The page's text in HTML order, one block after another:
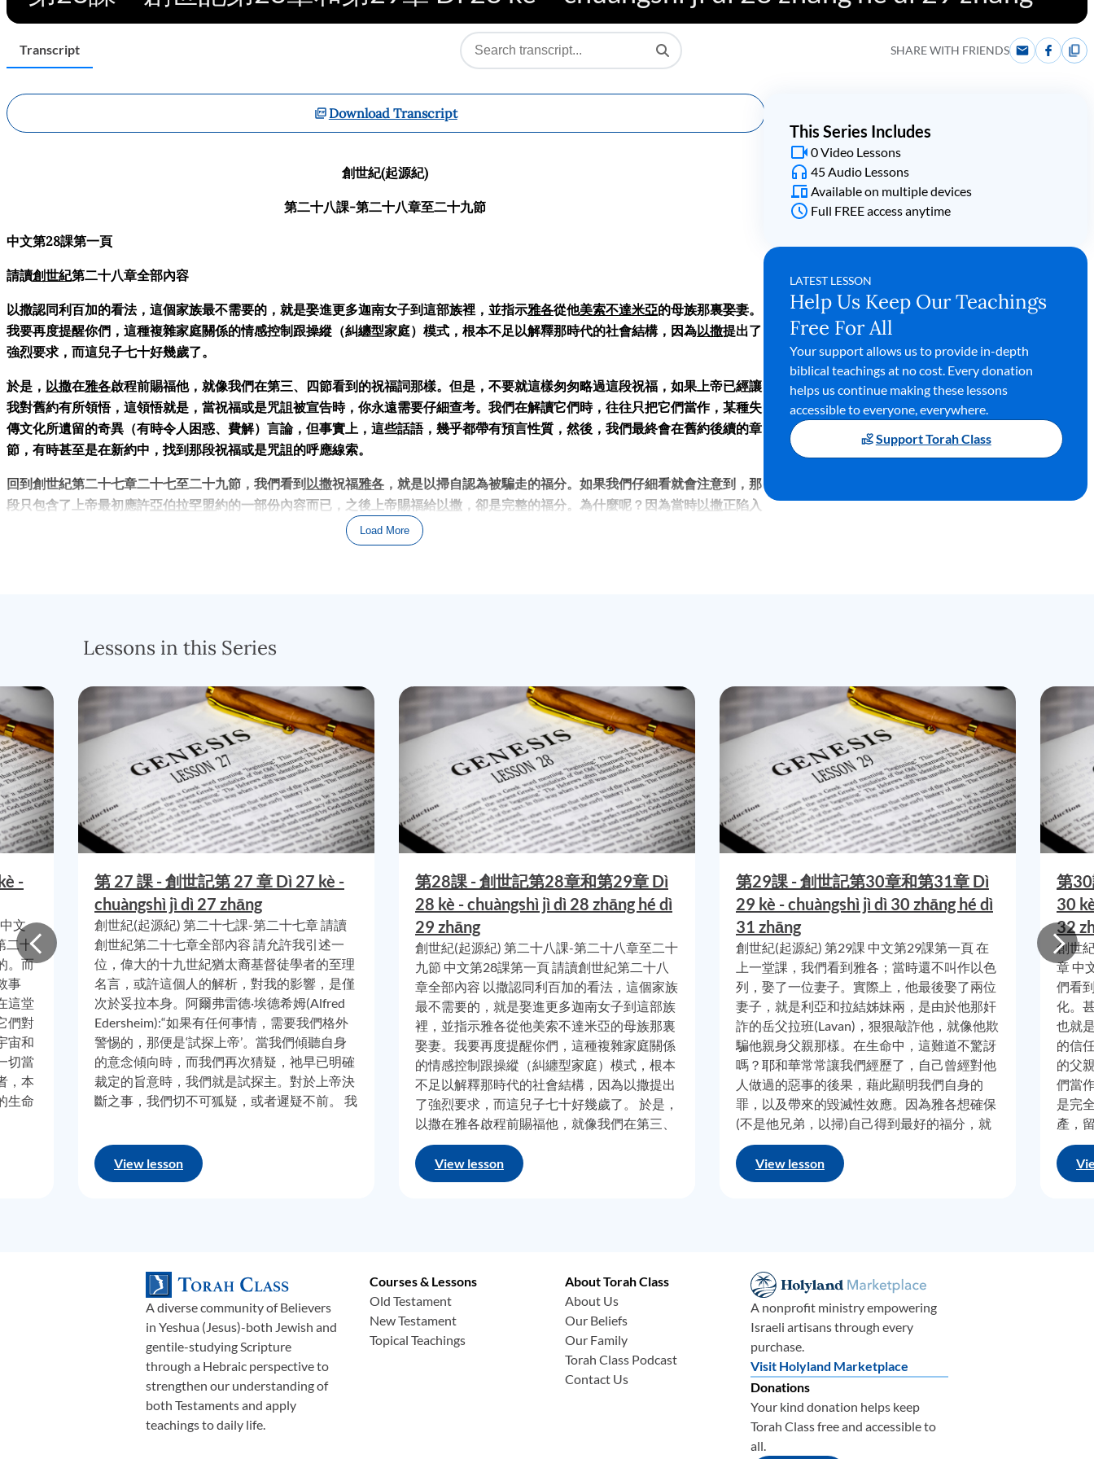
Transcript SHARE WITH FRIENDS
Download Transcript
創世紀(起源紀)
第二十八課-第二十八章至二十九節
中文第28課第一頁
請讀創世紀第二十八章全部內容
以撒認同利百加的看法，這個家族最不需要的，就是娶進更多迦南女子到這部族裡，並指示雅各從他美索不達米亞的母族那裏娶妻。
我要再度提醒你們，這種複雜家庭關係的情感控制跟操縱（糾纏型家庭）模式，根本不足以解釋那時代的社會結構，因為以撒提出了
強烈要求，而這兒子七十好幾歲了。
於是， 以撒在雅各啟程前賜福他，就像我們在第三、四節看到的祝福詞那樣。但是，不要就這樣匆匆略過這段祝福，如果上帝已經讓
我對舊約有所領悟，這領悟就是，當祝福或是咒詛被宣告時，你永遠需要仔細查考。我們在解讀它們時，往往只把它們當作，某種失
傳文化所遺留的奇異（有時令人困惑、費解）言論，但事實上，這些話語，幾乎都帶有預言性質，然後，我們最終會在舊約後續的章
節，有時甚至是在新約中，找到那段祝福或是咒詛的呼應線索。
回到創世紀第二十七章二十七至二十九節，我們看到以撒祝福雅各 ，就是以掃自認為被騙走的福分。如果我們仔細看就會注意到，那
段只包含了上帝最初應許亞伯拉罕盟約的一部份內容而已，之後上帝賜福給以撒 ， 卻是完整的福分。 為什麼呢 ？因為當時以撒正陷入
不完全確定，他所賜福的對象是
兩雙胞胎兒子的品格。所以，要嘛就是，因為他不確定他兒子能真正傳承這份祝福，而讓他敷衍地賜下部分祝福，或者是，他就有意
請讓我稍微剖析一下；在亞伯拉罕的時代，若將
著他兩個兒子以實瑪利和以撒的出生，才出現第一次分支線，也就是 希伯來族裔和非希伯來族裔的區分，才真正出現差異。以撒這一
支成為希伯來人，而以實瑪利和亞伯拉罕所有其他兒女，則成為非希伯來人。所以，在創世紀第十二章中使用的“goy”
希伯
來民族最早期的發展階段，其實，是同時指 兩支民族，即希伯來民族 和非希伯來民族 的意思，而不區分是否屬於希伯來人 血脈，而是
指全體民族。
(第二十八課第一頁)
第28課第二頁
現在，回到創世紀第二十八章第三節，我們看到的似乎是同一個的祝福；上帝曾賜給亞伯拉罕，然後亞伯拉罕又傳給以撒 ，現在正傳
承給
，但是有一個關鍵差異。大多數聖經這段的記載是， 雅各說了類似的話像；“使你生養眾多，成為一群子民，或，一
”， 所用的 希伯來原文就是 “kahal ammim 。這與上帝應許亞伯拉罕的， 以及對 以撒的應許截然不同。 那就是，他們會生
養“goy” 一支集體類型的民族。因為“kahalammim ，這希伯來語最直譯的翻譯，正與上帝告訴亞伯拉罕的應許宣告，恰恰相悖。按
字面意義，
“kahalammim” 意思為“同族的神聖集會”。換言之，是為了神聖目的而聚集的團體，是由同一個支派的人民或是支派的族
群而組成。
那就是說，雅各；即將改名為“以色列”，將會是應許盟約血脈中，首位 只孕育希伯來人的先祖。他將唯獨繁衍出希伯來民族
，唯獨這
支民族
摩西時代被稱為『祂；上帝，的珍寶』。
請讓我再次做個總結，亞伯拉罕的後裔既包含希伯來人，也包括 非希伯來人(正如上帝在創世紀十二章十二節，應許他的那樣)，而以
撒是希伯來人。亞伯拉罕之子，也生養希伯來民族和非希伯來民族，而
雅各就是希伯來人。然而，雅各只 孕育希伯來人
；以色列的眾
支派，正好就是“kahalammim ”（同族的神聖聚會）這一祝福所要啟示的真諦。
把雅各打發到美索不達米亞去娶妻，因為他的父親厭惡迦南
女子。可悲的
以掃，他已經娶了兩個迦南妻子，這讓他父親非常不悅，現在又稀里糊塗地作彌補，他跑到父親兄弟的家族，即
的大伯；以實瑪
亞伯拉罕送走的兒子，以掃 瑪哈拉)作為他第三位妻子。這真是一個傻瓜，然而，事實上，
，徒步走了約四十英里左右，接著在一個不知名、布滿岩石的地方停下來，度過並夜宿了兩、三天。我們在妥拉這一
段發現，雅各確立了一個自我的獨立身分，這使得他，得以成為第三任也是末代的族長。他必須離開他的故土、父母、兄弟，上帝方
能在他身上動工，就像他的祖父亞伯拉罕也是如此。雅各夢了一場，其實是一個異象，在異象裡，他得以窺見天上屬靈世界的景象。
他看到天使，希伯來語稱作是Malach Elohim，(由此就知道這些天使都是天堂的信使)，從天堂到地球來回穿梭，從天上，領受了上
帝的指令，再前往地上執行祂的旨意。就在那裏，上帝親自向
應許，這片土地將歸他所有，以及後裔多如繁星，而這些後裔
。祂又囑咐雅各 不要憂慮，因為無論他去到哪裡，上帝必與他同在，祂
帶他回歸這塊土地，因祂已經應許
雅各還有他的後裔，就如應許那樣，必然成就。順帶說明一下：在第十三節中，多數
或是
雅威(Yahweh )上帝的本名，至此，當時是父神上帝對
Load More
This Series Includes
0 Video Lessons
45 Audio Lessons
Available on multiple devices
Full FREE access anytime
LATEST LESSON
Help Us Keep Our Teachings
Free For All
Your support allows us to provide in-depth
biblical teachings at no cost. Every donation
helps us continue making these lessons
accessible to everyone, everywhere.
Support Torah Class
Lessons in this Series
-
文
二十
。而
事
這堂
們對
宙和
切當
，本
生命
第 27 課 - 創世記第 27 章 Dì 27 kè -
chuàngshì jì dì 27 zhāng
創世紀(起源紀) 第二十七課-第二十七章 請讀
創世紀第二十七章全部內容 請允許我引述一
位，偉大的十九世紀猶太裔基督徒學者的至理
名言，或許這個人的解析，對我的影響，是僅
次於妥拉本身。阿爾弗雷德·埃德希姆(Alfred
Edersheim):“如果有任何事情，需要我們格外
警惕的，那便是‘試探上帝’。當我們傾聽自身
的意念傾向時，而我們再次猜疑，祂早已明確
裁定的旨意時，我們就是試探主。對於上帝決
斷之事，我們切不可狐疑，或者遲疑不前。 我
人意願或自我認知的決定。這就是以撒做的
事，結果只是招來了更多問題而已。 這章節開
上帝曾透過他妻子利百加，向以撒宣告的旨
意。難道，這麼多年以來，以撒就執意忽略他
妻子告誡他的事情，或許是出自內心的疑慮？
還是他與以掃已建立起如此深摯的羈絆，讓他
不忍心將這份至關重要的祝福，從他至親的兒
子手中奪走，卻明知這會讓以掃蒙受羞辱和打
擊心碎？或是，他認為，也許上帝就這樣，讓
他按照他的方式，任性而為，然後無論如何都
會賜福？ 我必須坦白承認，經過多年研究、閱
View lesson
第28課 - 創世記第28章和第29章 Dì
28 kè - chuàngshì jì dì 28 zhāng hé dì
29 zhāng
創世紀(起源紀) 第二十八課-第二十八章至二十
九節 中文第28課第一頁 請讀創世紀第二十八
章全部內容 以撒認同利百加的看法，這個家族
最不需要的，就是娶進更多迦南女子到這部族
裡，並指示雅各從他美索不達米亞的母族那裏
娶妻。我要再度提醒你們，這種複雜家庭關係
的情感控制跟操縱（糾纏型家庭）模式，根本
不足以解釋那時代的社會結構，因為以撒提出
了強烈要求，而這兒子七十好幾歲了。 於是，
以撒在雅各啟程前賜福他，就像我們在第三、
四節看到的祝福詞那樣。但是，不要就這樣匆
匆略過這段祝福，如果上帝已經讓我對舊約有
所領悟，這領悟就是，當祝福或是咒詛被宣告
我們最終會在舊約後續的章節，有時甚至是在
新約中，找到那段祝福或是咒詛的呼應線索。
回到創世紀第二十七章二十七至二十九節，我
們看到以撒祝福雅各，就是以掃自認為被騙走
的福分。如果我們仔細看就會注意到，那段只
包含了上帝最初應許亞伯拉罕盟約的一部份內
View lesson
第29課 - 創世記第30章和第31章 Dì
29 kè - chuàngshì jì dì 30 zhāng hé dì
31 zhāng
創世紀(起源紀) 第29課 中文第29課第一頁 在
上一堂課，我們看到雅各；當時還不叫作以色
列，娶了一位妻子。實際上，他最後娶了兩位
妻子，就是利亞和拉結姊妹兩，是由於他那奸
詐的岳父拉班(Lavan)，狠狠敲詐他，就像他欺
騙他親身父親那樣。在生命中，這難道不驚訝
嗎？耶和華常常讓我們經歷了，自己曾經對他
人做過的惡事的後果，藉此顯明我們自身的
罪，以及帶來的毀滅性效應。因為雅各想確保
(不是他兄弟，以掃)自己得到最好的福分，就
對他父親使了一個『偷梁換柱』的惡招，儘管
這欺瞞讓他父親深感痛心，更讓以掃這麼多年
以來都懷恨在心。那麼，雅各為了能娶到拉結
上父親。我要提醒你們，那時他已經邁入八十
歲了。第二十九章最後幾節的關注焦點，都是
關於利亞為雅各生子。首先是流便、然後西
緬、接下來是利未、最後是猶大。這一章節末
後，由於一些不明原因，利亞的子宮乾涸而不
能生育了。 第三十章開頭幾節話鋒一轉，著重
在描繪拉結身上。利亞是相貌平凡卻敬虔的姐
姐，而拉結是美貌動人卻世俗的妹妹，兩者間
的對比，可謂涇渭分明。 雅各仍還在美索不達
米亞的哈蘭。我們發現一個有趣的現象，像亞
View lesson
第
30
32
創世
章 中
們看
化。
也就
的信
的父
們當
是完
產，
她們
外剃
她就
A diverse community of Believers
in Yeshua (Jesus)-both Jewish and
gentile-studying Scripture
through a Hebraic perspective to
strengthen our understanding of
both Testaments and apply
teachings to daily life.
Courses & Lessons
Old Testament
New Testament
Topical Teachings
About Torah Class
About Us
Our Beliefs
Our Family
Torah Class Podcast
Contact Us
A nonprofit ministry empowering
Israeli artisans through every
purchase.
Visit Holyland Marketplace
Donations
Your kind donation helps keep
Torah Class free and accessible to
all.